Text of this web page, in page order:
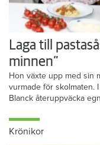
Laga till
minnen”
Hon växte upp med sin
vurmade för skolmaten.
Blanck återuppväcka
Krönikor